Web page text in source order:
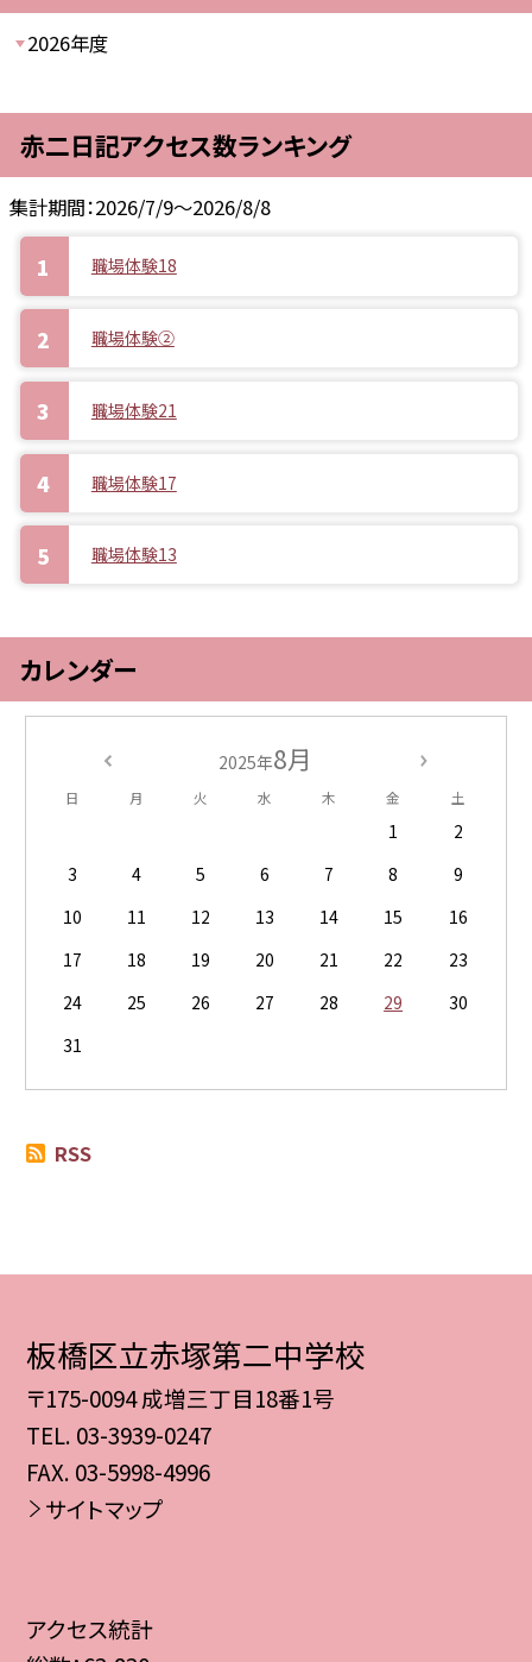
2026年度
赤二日記アクセス数ランキング
集計期間：2026/7/9～2026/8/8
職場体験18
職場体験②
職場体験21
職場体験17
職場体験13
カレンダー
2025年8月
日 月 火 水 木 金 土
1
2
3
4 5 6 7 8
9
10
11 12 13 14 15
16
17
18 19 20 21 22
23
24
25 26 27 28 29
30
31
RSS
板橋区立赤塚第二中学校
〒175-0094 成増三丁目18番1号
TEL. 03-3939-0247
FAX. 03-5998-4996
サイトマップ
アクセス統計